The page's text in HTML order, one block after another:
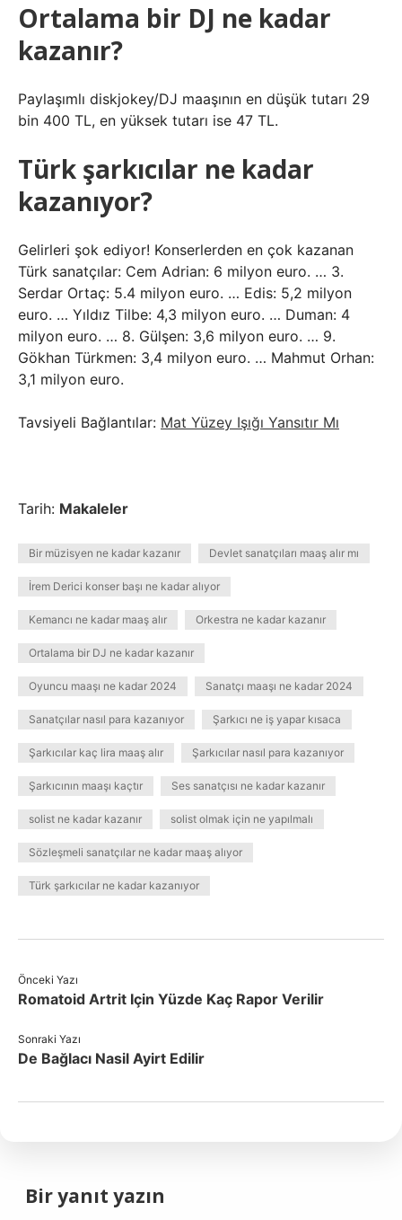
Ortalama bir DJ ne kadar
kazanır?
Paylaşımlı diskjokey/DJ maaşının en düşük tutarı 29
bin 400 TL, en yüksek tutarı ise 47 TL.
Türk şarkıcılar ne kadar
kazanıyor?
Gelirleri şok ediyor! Konserlerden en çok kazanan
Türk sanatçılar: Cem Adrian: 6 milyon euro. … 3.
Serdar Ortaç: 5.4 milyon euro. … Edis: 5,2 milyon
euro. … Yıldız Tilbe: 4,3 milyon euro. … Duman: 4
milyon euro. … 8. Gülşen: 3,6 milyon euro. … 9.
Gökhan Türkmen: 3,4 milyon euro. … Mahmut Orhan:
3,1 milyon euro.
Tavsiyeli Bağlantılar: Mat Yüzey Işığı Yansıtır Mı
Tarih: Makaleler
Bir müzisyen ne kadar kazanır Devlet sanatçıları maaş alır mı
İrem Derici konser başı ne kadar alıyor
Kemancı ne kadar maaş alır Orkestra ne kadar kazanır
Ortalama bir DJ ne kadar kazanır
Oyuncu maaşı ne kadar 2024 Sanatçı maaşı ne kadar 2024
Sanatçılar nasıl para kazanıyor Şarkıcı ne iş yapar kısaca
Şarkıcılar kaç lira maaş alır Şarkıcılar nasıl para kazanıyor
Şarkıcının maaşı kaçtır Ses sanatçısı ne kadar kazanır
solist ne kadar kazanır solist olmak için ne yapılmalı
Sözleşmeli sanatçılar ne kadar maaş alıyor
Türk şarkıcılar ne kadar kazanıyor
Önceki Yazı
Romatoid Artrit Için Yüzde Kaç Rapor Verilir
Sonraki Yazı
De Bağlacı Nasil Ayirt Edilir
Bir yanıt yazın